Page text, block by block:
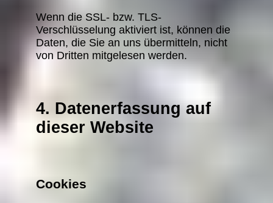
Wenn die SSL- bzw. TLS-
Verschlüsselung aktiviert ist, können die
Daten, die Sie an uns übermitteln, nicht
von Dritten mitgelesen werden.
4. Datenerfassung auf
dieser Website
Cookies